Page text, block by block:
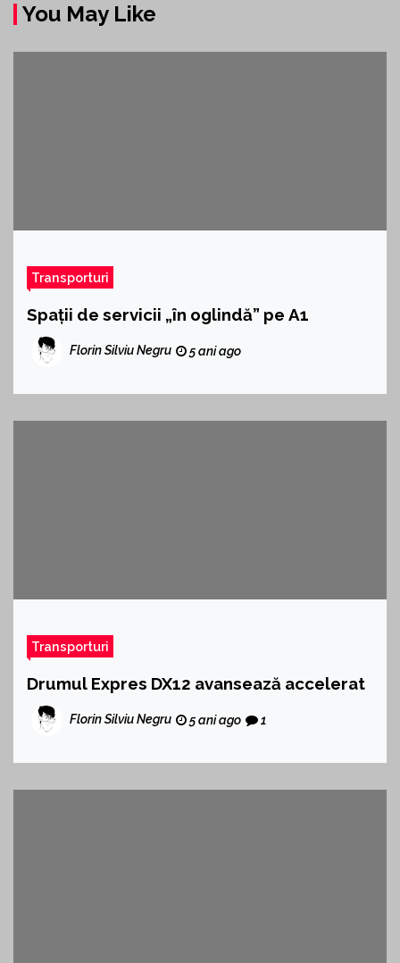
You May Like
Transporturi
Spații de servicii „în oglindă” pe A1
Florin Silviu Negru 5 ani ago
Transporturi
Drumul Expres DX12 avansează accelerat
Florin Silviu Negru 5 ani ago 1